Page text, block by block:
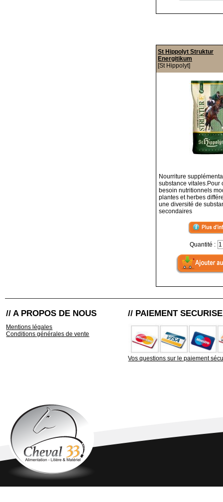
St Hippolyt Struktur
Energitikum
[St Hippolyt]
Nourriture
substance vitales.Pour
besoin nutritionnels
plantes et herbes
une diversité de
secondaires
Quantité :
// A PROPOS DE NOUS
Mentions légales
Conditions générales de vente
// PAIEMENT SECURISE
Vos questions sur le paiement